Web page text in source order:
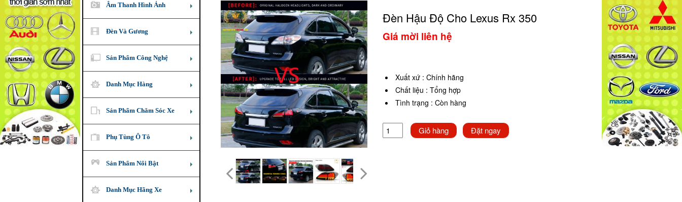
Âm Thanh Hình Ảnh
Đèn Và Gương
Sản Phẩm Công Nghệ
Danh Mục Hàng
Sản Phẩm Chăm Sóc Xe
Phụ Tùng Ô Tô
Sản Phẩm Nổi Bật
Danh Mục Hãng Xe
Đèn Hậu Độ Cho Lexus Rx 350
Giá mời liên hệ
Xuất xứ :Chính hãng
Chất liệu :Tổng hợp
Tình trạng :Còn hàng
Giỏ hàng Đặt ngay